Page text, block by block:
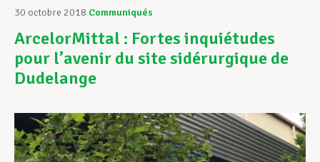
Vos droits
Développement professionnel
30 octobre 2018 Communiqués
ArcelorMittal : Fortes inquiétudes
pour l’avenir du site sidérurgique de
Dudelange